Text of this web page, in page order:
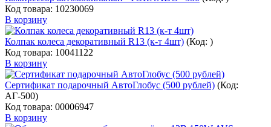
Код товара: 10230069
В корзину
Колпак колеса декоративный R13 (к-т 4шт) (Код: )
Код товара: 10041122
В корзину
Сертификат подарочный АвтоГлобус (500 рублей) (Код:
АГ-500)
Код товара: 00006947
В корзину